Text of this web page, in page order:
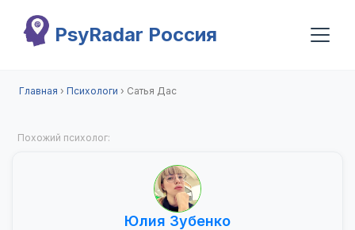
PsyRadar Россия
Главная › Психологи › Сатья Дас
Похожий психолог:
Юлия Зубенко